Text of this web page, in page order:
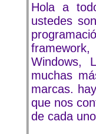
Hola a
ustedes
Windows,
muchas
marcas.
que nos
de cada